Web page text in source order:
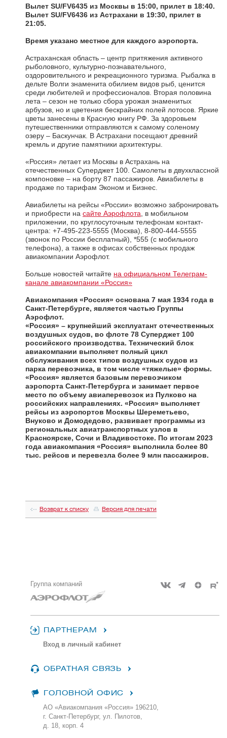
Вылет SU/FV6435 из Москвы в 15:00, прилет в 18:40.
Вылет SU/FV6436 из Астрахани в 19:30, прилет в
21:05.
Время указано местное для каждого аэропорта.
Астраханская область – центр притяжения активного
рыболовного, культурно-познавательного,
оздоровительного и рекреационного туризма. Рыбалка в
дельте Волги знаменита обилием видов рыб, ценится
среди любителей и профессионалов. Вторая половина
лета – сезон не только сбора урожая знаменитых
арбузов, но и цветения бескрайних полей лотосов. Яркие
цветы занесены в Красную книгу РФ. За здоровьем
путешественники отправляются к самому соленому
озеру – Баскунчак. В Астрахани посещают древний
кремль и другие памятники архитектуры.
«Россия» летает из Москвы в Астрахань на
отечественных Суперджет 100. Самолеты в двухклассной
компоновке – на борту 87 пассажиров. Авиабилеты в
продаже по тарифам Эконом и Бизнес.
Авиабилеты на рейсы «России» возможно забронировать
и приобрести на сайте Аэрофлота , в мобильном
приложении, по круглосуточным телефонам контакт-
центра: +7-495-223-5555 (Москва), 8-800-444-5555
(звонок по России бесплатный), *555 (с мобильного
телефона), а также в офисах собственных продаж
авиакомпании Аэрофлот.
Больше новостей читайте на официальном Телеграм-
канале авиакомпании «Россия»
Авиакомпания «Россия» основана 7 мая 1934 года в
Санкт-Петербурге, является частью Группы
Аэрофлот.
«Россия» – крупнейший эксплуатант отечественных
воздушных судов, во флоте 78 Суперджет 100
российского производства. Технический блок
авиакомпании выполняет полный цикл
обслуживания всех типов воздушных судов из
парка перевозчика, в том числе «тяжелые» формы.
«Россия» является базовым перевозчиком
аэропорта Санкт-Петербурга и занимает первое
место по объему авиаперевозок из Пулково на
российских направлениях. «Россия» выполняет
рейсы из аэропортов Москвы Шереметьево,
Внуково и Домодедово, развивает программы из
региональных авиатранспортных узлов в
Красноярске, Сочи и Владивостоке. По итогам 2023
года авиакомпания «Россия» выполнила более 80
тыс. рейсов и перевезла более 9 млн пассажиров.
Возврат к списку Версия для печати
Группа компаний
ПАРТНЕРАМ
Вход в личный кабинет
ОБРАТНАЯ СВЯЗЬ
ГОЛОВНОЙ ОФИС
АО «Авиакомпания «Россия» 196210,
г. Санкт-Петербург, ул. Пилотов,
д. 18, корп. 4